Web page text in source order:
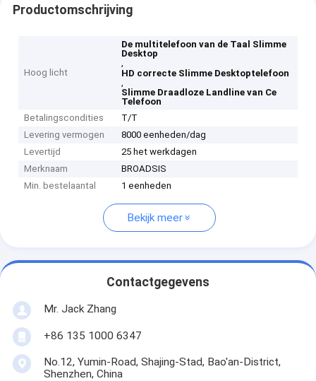
Productomschrijving
Hoog licht
De multitelefoon van de Taal Slimme
Desktop
,
HD correcte Slimme Desktoptelefoon
,
Slimme Draadloze Landline van Ce
Telefoon
Betalingscondities
T/T
Levering vermogen
8000 eenheden/dag
Levertijd
25 het werkdagen
Merknaam
BROADSIS
Min. bestelaantal
1 eenheden
Bekijk meer
Contactgegevens
Mr. Jack Zhang
+86 135 1000 6347
No.12, Yumin-Road, Shajing-Stad, Bao'an-District,
Shenzhen, China